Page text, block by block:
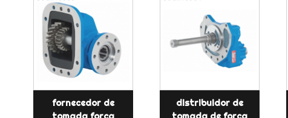
fornecedor de
distribuidor de